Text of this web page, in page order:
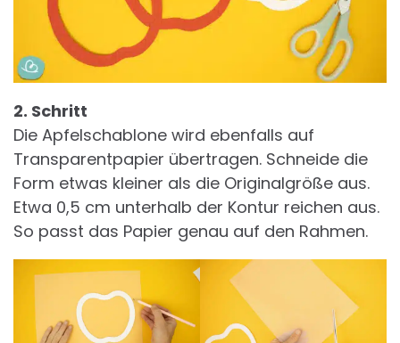
2. Schritt
Die Apfelschablone wird ebenfalls auf
Transparentpapier übertragen. Schneide die
Form etwas kleiner als die Originalgröße aus.
Etwa 0,5 cm unterhalb der Kontur reichen aus.
So passt das Papier genau auf den Rahmen.